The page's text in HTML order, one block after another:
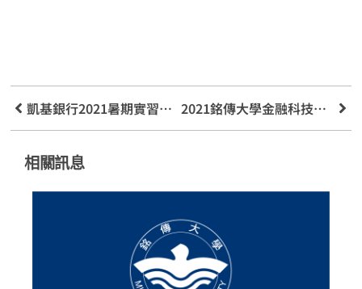
凱基銀行2021暑期實習生計畫 2021銘傳大學金融科技產業與政策創新發展學術研討會
相關訊息